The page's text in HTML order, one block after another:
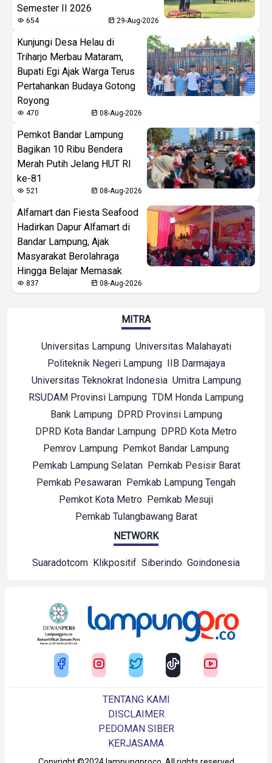
Semester II 2026
654 29-Aug-2026
Kunjungi Desa Helau di
Triharjo Merbau Mataram,
Bupati Egi Ajak Warga Terus
Pertahankan Budaya Gotong
Royong
470 08-Aug-2026
Pemkot Bandar Lampung
Bagikan 10 Ribu Bendera
Merah Putih Jelang HUT RI
ke-81
521 08-Aug-2026
Alfamart dan Fiesta Seafood
Hadirkan Dapur Alfamart di
Bandar Lampung, Ajak
Masyarakat Berolahraga
Hingga Belajar Memasak
837 08-Aug-2026
MITRA
Universitas Lampung Universitas Malahayati
Politeknik Negeri Lampung IIB Darmajaya
Universitas Teknokrat Indonesia Umitra Lampung
RSUDAM Provinsi Lampung TDM Honda Lampung
Bank Lampung DPRD Provinsi Lampung
DPRD Kota Bandar Lampung DPRD Kota Metro
Pemrov Lampung Pemkot Bandar Lampung
Pemkab Lampung Selatan Pemkab Pesisir Barat
Pemkab Pesawaran Pemkab Lampung Tengah
Pemkot Kota Metro Pemkab Mesuji
Pemkab Tulangbawang Barat
NETWORK
Suaradotcom Klikpositif Siberindo Goindonesia
TENTANG KAMI
DISCLAIMER
PEDOMAN SIBER
KERJASAMA